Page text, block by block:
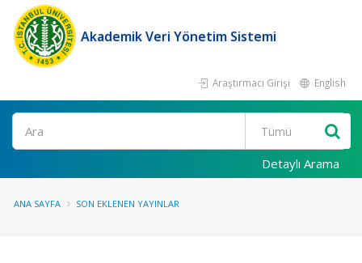
Akademik Veri Yönetim Sistemi
Araştırmacı Girişi English
Ara
Detaylı Arama
ANA SAYFA SON EKLENEN YAYINLAR